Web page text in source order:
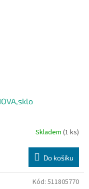
Skladem (1 ks)
Do košíku
Kód: 511805770